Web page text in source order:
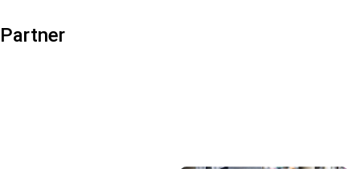
Partner